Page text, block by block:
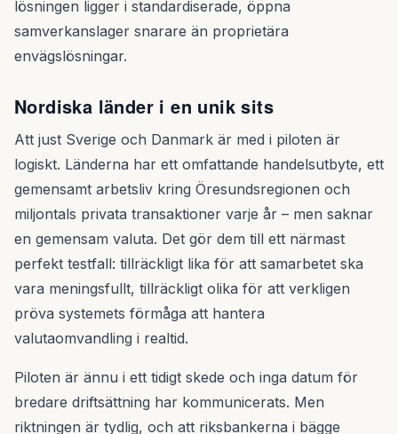
lösningen ligger i standardiserade, öppna
samverkanslager snarare än proprietära
envägslösningar.
Nordiska länder i en unik sits
Att just Sverige och Danmark är med i piloten är
logiskt. Länderna har ett omfattande handelsutbyte, ett
gemensamt arbetsliv kring Öresundsregionen och
miljontals privata transaktioner varje år – men saknar
en gemensam valuta. Det gör dem till ett närmast
perfekt testfall: tillräckligt lika för att samarbetet ska
vara meningsfullt, tillräckligt olika för att verkligen
pröva systemets förmåga att hantera
valutaomvandling i realtid.
Piloten är ännu i ett tidigt skede och inga datum för
bredare driftsättning har kommunicerats. Men
riktningen är tydlig, och att riksbankerna i bägge